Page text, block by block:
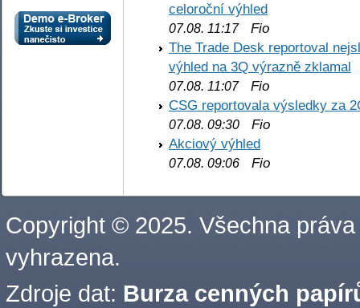
celoroční výhled
07.08. 11:17Fio
The Trade Desk reportoval
výhled na 3Q výrazně zklamal
07.08. 11:07Fio
CSG reportovala výsledky za
07.08. 09:30 Fio
Akciový výhled
07.08. 09:06 Fio
Copyright © 2025. Všechna práva
vyhrazena.
Zdroje dat: Burza cenných